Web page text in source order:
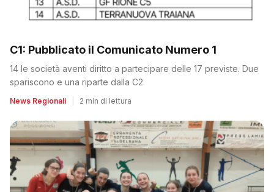
C1: Pubblicato il Comunicato Numero 1
14 le società aventi diritto a partecipare delle 17 previste. Due
spariscono e una riparte dalla C2
News Regionali 2 min di lettura